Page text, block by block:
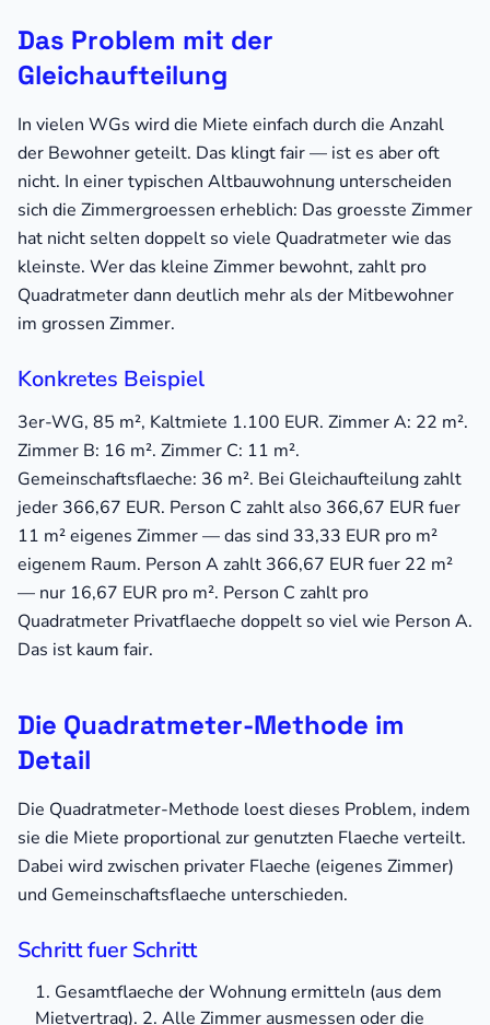
Das Problem mit der
Gleichaufteilung
In vielen WGs wird die Miete einfach durch die Anzahl
der Bewohner geteilt. Das klingt fair — ist es aber oft
nicht. In einer typischen Altbauwohnung unterscheiden
sich die Zimmergroessen erheblich: Das groesste Zimmer
hat nicht selten doppelt so viele Quadratmeter wie das
kleinste. Wer das kleine Zimmer bewohnt, zahlt pro
Quadratmeter dann deutlich mehr als der Mitbewohner
im grossen Zimmer.
Konkretes Beispiel
3er-WG, 85 m², Kaltmiete 1.100 EUR. Zimmer A: 22 m².
Zimmer B: 16 m². Zimmer C: 11 m².
Gemeinschaftsflaeche: 36 m². Bei Gleichaufteilung zahlt
jeder 366,67 EUR. Person C zahlt also 366,67 EUR fuer
11 m² eigenes Zimmer — das sind 33,33 EUR pro m²
eigenem Raum. Person A zahlt 366,67 EUR fuer 22 m²
— nur 16,67 EUR pro m². Person C zahlt pro
Quadratmeter Privatflaeche doppelt so viel wie Person A.
Das ist kaum fair.
Die Quadratmeter-Methode im
Detail
Die Quadratmeter-Methode loest dieses Problem, indem
sie die Miete proportional zur genutzten Flaeche verteilt.
Dabei wird zwischen privater Flaeche (eigenes Zimmer)
und Gemeinschaftsflaeche unterschieden.
Schritt fuer Schritt
1. Gesamtflaeche der Wohnung ermitteln (aus dem
Mietvertrag). 2. Alle Zimmer ausmessen oder die